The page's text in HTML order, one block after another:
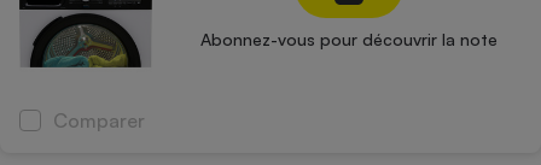
Abonnez-vous pour découvrir la note
Comparer